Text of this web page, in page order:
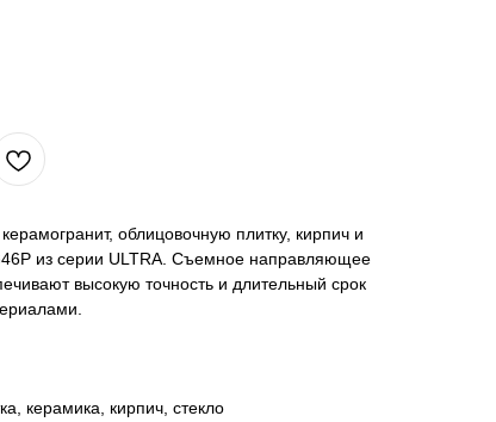
облицовочную плитку, кирпич и
из серии ULTRA. Съемное направляющее
высокую точность и длительный срок
керамика, кирпич, стекло